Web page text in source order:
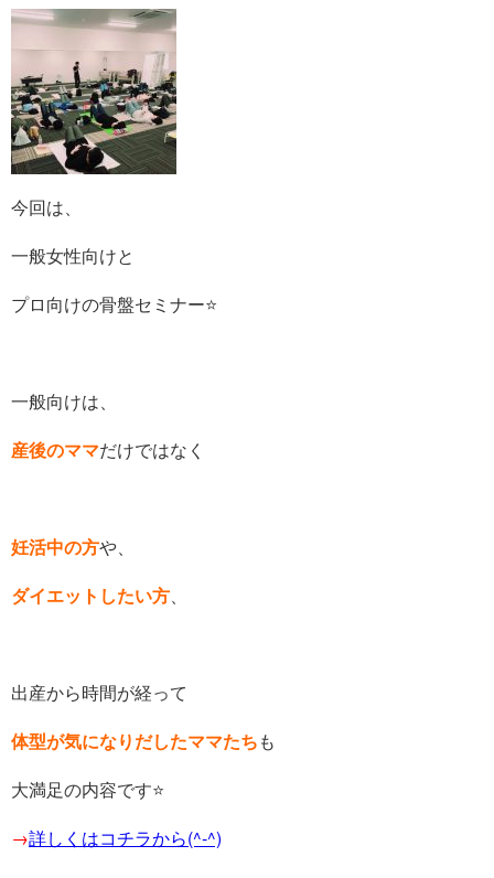
今回は、
一般女性向けと
プロ向けの骨盤セミナー⭐️
一般向けは、
産後のママだけではなく
妊活中の方や、
ダイエットしたい方、
出産から時間が経って
体型が気になりだしたママたちも
大満足の内容です⭐️
→詳しくはコチラから(^-^)